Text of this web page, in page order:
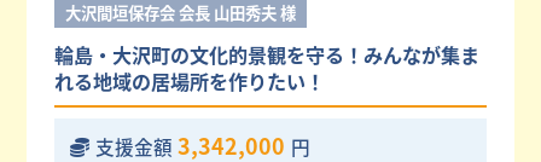
大沢間垣保存会 会長 山田秀夫 様
輪島・大沢町の文化的景観を守る！みんなが集ま
れる地域の居場所を作りたい！
支援金額 3,342,000 円